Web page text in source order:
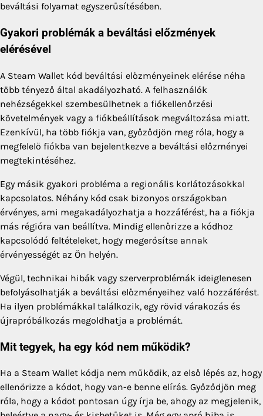
beváltási folyamat egyszerűsítésében.
Gyakori problémák a beváltási előzmények
elérésével
A Steam Wallet kód beváltási előzményeinek elérése néha
több tényező által akadályozható. A felhasználók
nehézségekkel szembesülhetnek a fiókellenőrzési
követelmények vagy a fiókbeállítások megváltozása miatt.
Ezenkívül, ha több fiókja van, győződjön meg róla, hogy a
megfelelő fiókba van bejelentkezve a beváltási előzményei
megtekintéséhez.
Egy másik gyakori probléma a regionális korlátozásokkal
kapcsolatos. Néhány kód csak bizonyos országokban
érvényes, ami megakadályozhatja a hozzáférést, ha a fiókja
más régióra van beállítva. Mindig ellenőrizze a kódhoz
kapcsolódó feltételeket, hogy megerősítse annak
érvényességét az Ön helyén.
Végül, technikai hibák vagy szerverproblémák ideiglenesen
befolyásolhatják a beváltási előzményeihez való hozzáférést.
Ha ilyen problémákkal találkozik, egy rövid várakozás és
újrapróbálkozás megoldhatja a problémát.
Mit tegyek, ha egy kód nem működik?
Ha a Steam Wallet kódja nem működik, az első lépés az, hogy
ellenőrizze a kódot, hogy van-e benne elírás. Győződjön meg
róla, hogy a kódot pontosan úgy írja be, ahogy az megjelenik,